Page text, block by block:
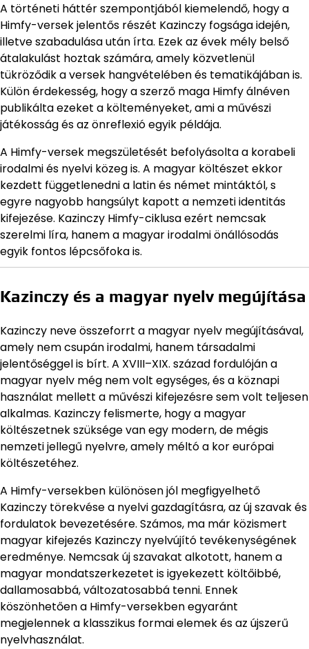
A történeti háttér szempontjából kiemelendő, hogy a
Himfy-versek jelentős részét Kazinczy fogsága idején,
illetve szabadulása után írta. Ezek az évek mély belső
átalakulást hoztak számára, amely közvetlenül
tükröződik a versek hangvételében és tematikájában is.
Külön érdekesség, hogy a szerző maga Himfy álnéven
publikálta ezeket a költeményeket, ami a művészi
játékosság és az önreflexió egyik példája.
A Himfy-versek megszületését befolyásolta a korabeli
irodalmi és nyelvi közeg is. A magyar költészet ekkor
kezdett függetlenedni a latin és német mintáktól, s
egyre nagyobb hangsúlyt kapott a nemzeti identitás
kifejezése. Kazinczy Himfy-ciklusa ezért nemcsak
szerelmi líra, hanem a magyar irodalmi önállósodás
egyik fontos lépcsőfoka is.
Kazinczy és a magyar nyelv megújítása
Kazinczy neve összeforrt a magyar nyelv megújításával,
amely nem csupán irodalmi, hanem társadalmi
jelentőséggel is bírt. A XVIII–XIX. század fordulóján a
magyar nyelv még nem volt egységes, és a köznapi
használat mellett a művészi kifejezésre sem volt teljesen
alkalmas. Kazinczy felismerte, hogy a magyar
költészetnek szüksége van egy modern, de mégis
nemzeti jellegű nyelvre, amely méltó a kor európai
költészetéhez.
A Himfy-versekben különösen jól megfigyelhető
Kazinczy törekvése a nyelvi gazdagításra, az új szavak és
fordulatok bevezetésére. Számos, ma már közismert
magyar kifejezés Kazinczy nyelvújító tevékenységének
eredménye. Nemcsak új szavakat alkotott, hanem a
magyar mondatszerkezetet is igyekezett költőibbé,
dallamosabbá, változatosabbá tenni. Ennek
köszönhetően a Himfy-versekben egyaránt
megjelennek a klasszikus formai elemek és az újszerű
nyelvhasználat.